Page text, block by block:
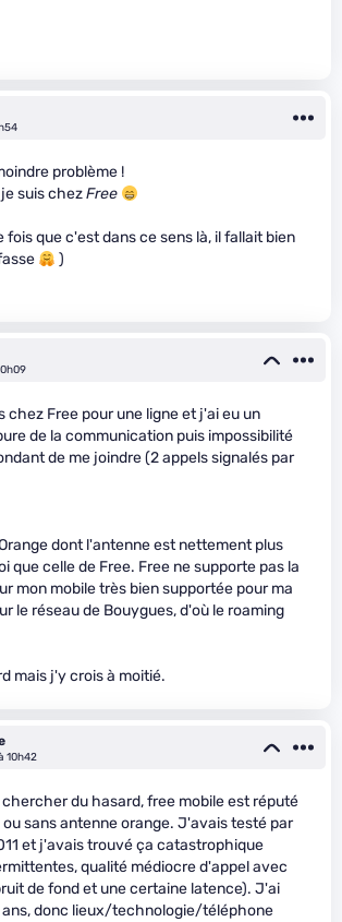
problème !
suis chezFree
fois que c'est dans ce sens là, il fallait bien
)
chez Free pour une ligne et j'ai eu un
de la communication puis impossibilité
de me joindre (2 appels signalés par
dont l'antenne est nettement plus
que celle de Free. Free ne supporte pas la
mon mobile très bien supportée pour ma
le réseau de Bouygues, d'où le roaming
mais j'y crois à moitié.
10h42
chercher du hasard, free mobile est réputé
sans antenne orange. J'avais testé par
et j'avais trouvé ça catastrophique
qualité médiocre d'appel avec
de fond et une certaine latence). J'ai
ans, donc lieux/technologie/téléphone